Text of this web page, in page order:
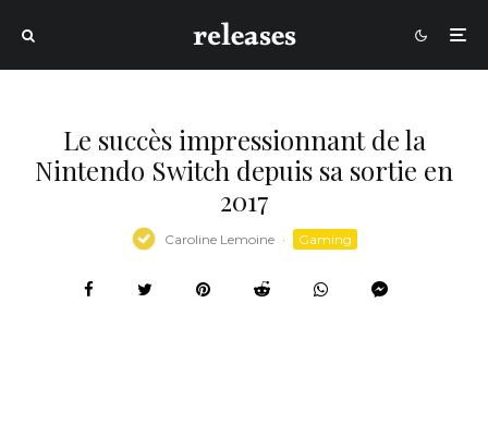
Le succès impressionnant de la
Nintendo Switch depuis sa sortie en
2017
Caroline Lemoine · Gaming